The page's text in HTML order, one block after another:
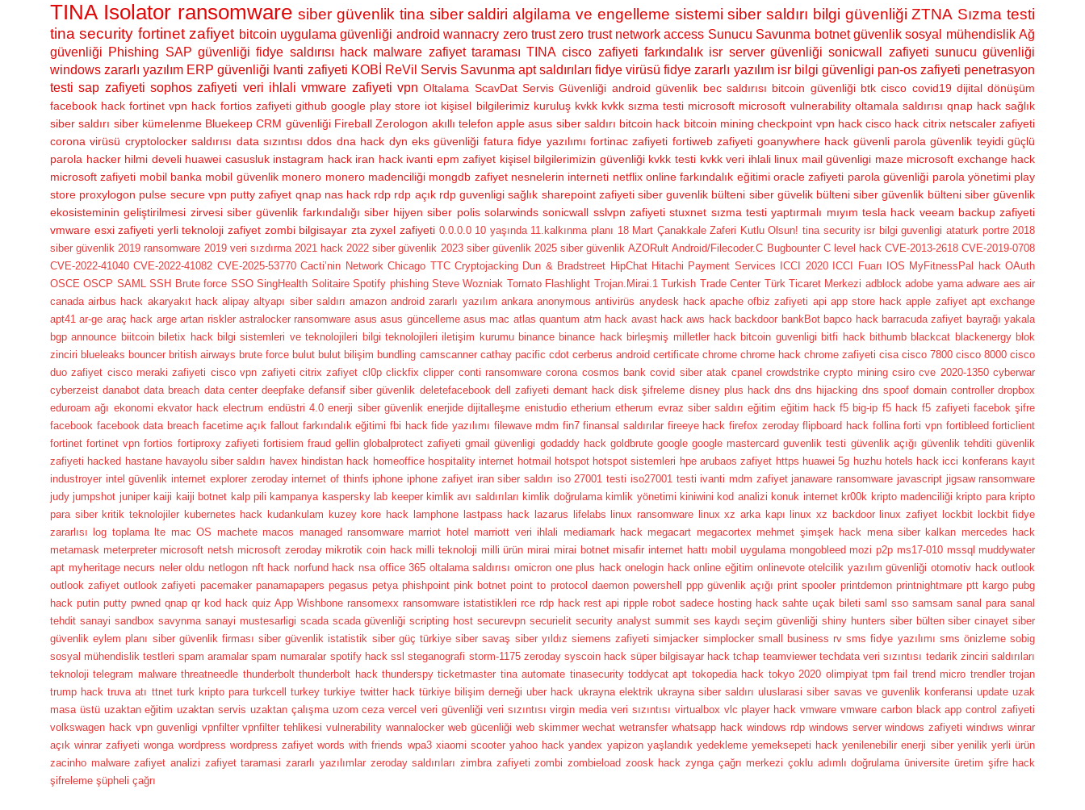
TINA Isolator ransomware siber güvenlik tina siber saldiri algilama ve engelleme sistemi siber saldırı bilgi güvenliği ZTNA Sızma testi
tina security fortinet zafiyet bitcoin uygulama güvenliği android wannacry zero trust zero trust network access Sunucu Savunma botnet güvenlik sosyal mühendislik Ağ
güvenliği Phishing SAP güvenliği fidye saldırısı hack malware zafiyet taraması TINA cisco zafiyeti farkındalık isr server güvenliği sonicwall zafiyeti sunucu güvenliği
windows zararlı yazılım ERP güvenliği Ivanti zafiyeti KOBİ ReVil Servis Savunma apt saldırıları fidye virüsü fidye zararlı yazılım isr bilgi güvenligi pan-os zafiyeti penetrasyon
testi sap zafiyeti sophos zafiyeti veri ihlali vmware zafiyeti vpn Oltalama ScavDat Servis Güvenliği android güvenlik bec saldırısı bitcoin güvenliği btk cisco covid19 dijital dönüşüm
facebook hack fortinet vpn hack fortios zafiyeti github google play store iot kişisel bilgilerimiz kuruluş kvkk kvkk sızma testi microsoft microsoft vulnerability oltamala saldırısı qnap hack sağlık
siber saldırı siber kümelenme Bluekeep CRM güvenliği Fireball Zerologon akıllı telefon apple asus siber saldırı bitcoin hack bitcoin mining checkpoint vpn hack cisco hack citrix netscaler zafiyeti
corona virüsü cryptolocker saldırısı data sızıntısı ddos dna hack dyn eks güvenliği fatura fidye yazılımı fortinac zafiyeti fortiweb zafiyeti goanywhere hack güvenli parola güvenlik teyidi güçlü
parola hacker hilmi develi huawei casusluk instagram hack iran hack ivanti epm zafiyet kişisel bilgilerimizin güvenliği kvkk testi kvkk veri ihlali linux mail güvenligi maze microsoft exchange hack
microsoft zafiyeti mobil banka mobil güvenlik monero monero madenciliği mongdb zafiyet nesnelerin interneti netflix online farkındalık eğitimi oracle zafiyeti parola güvenliği parola yönetimi play
store proxylogon pulse secure vpn putty zafiyet qnap nas hack rdp rdp açık rdp guvenligi sağlık sharepoint zafiyeti siber guvenlik bülteni siber güvelik bülteni siber güvenlik bülteni siber güvenlik
ekosisteminin geliştirilmesi zirvesi siber güvenlik farkındalığı siber hijyen siber polis solarwinds sonicwall sslvpn zafiyeti stuxnet sızma testi yaptırmalı mıyım tesla hack veeam backup zafiyeti
vmware esxi zafiyeti yerli teknoloji zafiyet zombi bilgisayar zta zyxel zafiyeti 0.0.0.0 10 yaşında 11.kalkınma planı 18 Mart Çanakkale Zaferi Kutlu Olsun! tina security isr bilgi guvenligi ataturk portre 2018
siber güvenlik 2019 ransomware 2019 veri sızdırma 2021 hack 2022 siber güvenlik 2023 siber güvenlik 2025 siber güvenlik AZORult Android/Filecoder.C Bugbounter C level hack CVE-2013-2618 CVE-2019-0708
CVE-2022-41040 CVE-2022-41082 CVE-2025-53770 Cacti’nin Network Chicago TTC Cryptojacking Dun & Bradstreet HipChat Hitachi Payment Services ICCI 2020 ICCI Fuarı IOS MyFitnessPal hack OAuth
OSCE OSCP SAML SSH Brute force SSO SingHealth Solitaire Spotify phishing Steve Wozniak Tornato Flashlight Trojan.Mirai.1 Turkish Trade Center Türk Ticaret Merkezi adblock adobe yama adware aes air
canada airbus hack akaryakıt hack alipay altyapı siber saldırı amazon android zararlı yazılım ankara anonymous antivirüs anydesk hack apache ofbiz zafiyeti api app store hack apple zafiyet apt exchange
apt41 ar-ge araç hack arge artan riskler astralocker ransomware asus asus güncelleme asus mac atlas quantum atm hack avast hack aws hack backdoor bankBot bapco hack barracuda zafiyet bayrağı yakala
bgp announce biitcoin biletix hack bilgi sistemleri ve teknolojileri bilgi teknolojileri iletişim kurumu binance binance hack birleşmiş milletler hack bitcoin guvenligi bitfi hack bithumb blackcat blackenergy blok
zinciri blueleaks bouncer british airways brute force bulut bulut bilişim bundling camscanner cathay pacific cdot cerberus android certificate chrome chrome hack chrome zafiyeti cisa cisco 7800 cisco 8000 cisco
duo zafiyet cisco meraki zafiyeti cisco vpn zafiyeti citrix zafiyet cl0p clickfix clipper conti ransomware corona cosmos bank covid siber atak cpanel crowdstrike crypto mining csiro cve 2020-1350 cyberwar
cyberzeist danabot data breach data center deepfake defansif siber güvenlik deletefacebook dell zafiyeti demant hack disk şifreleme disney plus hack dns dns hijacking dns spoof domain controller dropbox
eduroam ağı ekonomi ekvator hack electrum endüstri 4.0 enerji siber güvenlik enerjide dijitalleşme enistudio etherium etherum evraz siber saldırı eğitim eğitim hack f5 big-ip f5 hack f5 zafiyeti facebok şifre
facebook facebook data breach facetime açık fallout farkındalık eğitimi fbi hack fide yazılımı filewave mdm fin7 finansal saldırılar fireeye hack firefox zeroday flipboard hack follina forti vpn fortibleed forticlient
fortinet fortinet vpn fortios fortiproxy zafiyeti fortisiem fraud gellin globalprotect zafiyeti gmail güvenligi godaddy hack goldbrute google google mastercard guvenlik testi güvenlik açığı güvenlik tehditi güvenlik
zafiyeti hacked hastane havayolu siber saldırı havex hindistan hack homeoffice hospitality internet hotmail hotspot hotspot sistemleri hpe arubaos zafiyet https huawei 5g huzhu hotels hack icci konferans kayıt
industroyer intel güvenlik internet explorer zeroday internet of thinfs iphone iphone zafiyet iran siber saldırı iso 27001 testi iso27001 testi ivanti mdm zafiyet janaware ransomware javascript jigsaw ransomware
judy jumpshot juniper kaiji kaiji botnet kalp pili kampanya kaspersky lab keeper kimlik avı saldırıları kimlik doğrulama kimlik yönetimi kiniwini kod analizi konuk internet kr00k kripto madenciliği kripto para kripto
para siber kritik teknolojiler kubernetes hack kudankulam kuzey kore hack lamphone lastpass hack lazarus lifelabs linux ransomware linux xz arka kapı linux xz backdoor linux zafiyet lockbit
lockbit fidye
zararlısı
log toplama lte mac OS machete macos managed ransomware marriot hotel marriott veri ihlali mediamark hack megacart megacortex mehmet şimşek hack mena siber kalkan mercedes hack
metamask meterpreter microsoft netsh microsoft zeroday mikrotik coin hack milli teknoloji milli ürün mirai mirai botnet misafir internet hattı mobil uygulama mongobleed mozi p2p ms17-010 mssql muddywater
apt myheritage necurs neler oldu netlogon nft hack norfund hack nsa office 365 oltalama saldırısı omicron one plus hack onelogin hack online eğitim onlinevote otelcilik yazılım güvenliği otomotiv hack outlook
outlook zafiyet outlook zafiyeti pacemaker panamapapers pegasus petya phishpoint pink botnet point to protocol daemon powershell ppp güvenlik açığı print spooler printdemon printnightmare ptt kargo pubg
hack putin putty pwned qnap qr kod hack quiz App Wishbone ransomexx ransomware istatistikleri rce rdp hack rest api ripple robot sadece hosting hack sahte uçak bileti saml sso samsam sanal para sanal
tehdit sanayi sandbox savynma sanayi mustesarligi scada scada güvenliği scripting host securevpn securielit security analyst summit ses kaydı seçim güvenliği shiny hunters siber bülten siber cinayet siber
güvenlik eylem planı siber güvenlik firması siber güvenlik istatistik siber güç türkiye siber savaş siber yıldız siemens zafiyeti simjacker simplocker small business rv sms fidye yazılımı sms önizleme sobig
sosyal mühendislik testleri spam aramalar spam numaralar spotify hack ssl steganografi storm-1175 zeroday syscoin hack süper bilgisayar hack tchap teamviewer techdata veri sızıntısı tedarik zinciri saldırıları
teknoloji telegram malware threatneedle thunderbolt thunderbolt hack thunderspy ticketmaster tina automate tinasecurity toddycat apt tokopedia hack tokyo 2020 olimpiyat tpm fail trend micro trendler trojan
trump hack truva atı ttnet turk kripto para turkcell turkey turkiye twitter hack türkiye bilişim derneği uber hack ukrayna elektrik ukrayna siber saldırı uluslarasi siber savas ve guvenlik konferansi update uzak
masa üstü uzaktan eğitim uzaktan servis uzaktan çalışma uzom ceza vercel veri güvenliği veri sızıntısı virgin media veri sızıntısı virtualbox vlc player hack vmware vmware carbon black app control zafiyeti
volkswagen hack vpn guvenligi vpnfilter vpnfilter tehlikesi vulnerability wannalocker web gücenliği web skimmer wechat wetransfer whatsapp hack windows rdp windows server windows zafiyeti windıws winrar
açık winrar zafiyeti wonga wordpress wordpress zafiyet words with friends wpa3 xiaomi scooter yahoo hack yandex yapizon yaşlandık yedekleme yemeksepeti hack yenilenebilir enerji siber yenilik yerli ürün
zacinho malware zafiyet analizi zafiyet taramasi zararlı yazılımlar zeroday saldırıları zimbra zafiyeti zombi zombieload zoosk hack zynga çağrı merkezi çoklu adımlı doğrulama üniversite üretim şifre hack
şifreleme şüpheli çağrı